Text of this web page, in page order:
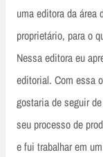
uma editora da
proprietário, para o
Nessa editora eu
editorial. Com essa
gostaria de seguir
seu processo de
e fui trabalhar em